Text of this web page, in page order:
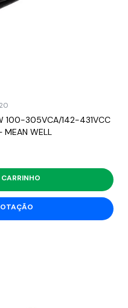
100-305VCA/142-431VCC
WELL